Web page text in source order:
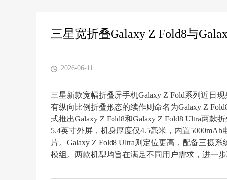
三星宽折叠Galaxy Z Fold8与
2026-06-11
三星新款宽幅折叠屏手机Galaxy Z Fold系列近日
有纵向比例折叠形态的续作则命名为Galaxy Z
式推出Galaxy Z Fold8和Galaxy Z Fold8 Ultra两款
5.4英寸外屏，机身厚度仅4.5毫米，内置
片。Galaxy Z Fold8 Ultra则定位更高，配备三摄
模组。两款机型均旨在满足不同用户需求，进一